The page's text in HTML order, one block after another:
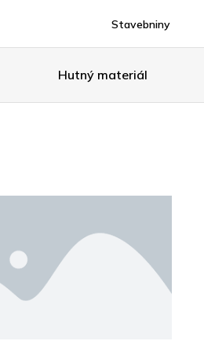
Stavebniny
Hutný materiál